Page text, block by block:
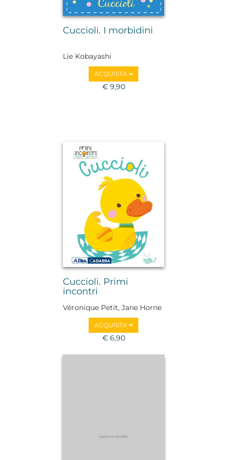
Cuccioli. I morbidini
Lie Kobayashi
ACQUISTA
€ 9,90
Cuccioli. Primi
incontri
Véronique Petit, Jane Horne
ACQUISTA
€ 6,90